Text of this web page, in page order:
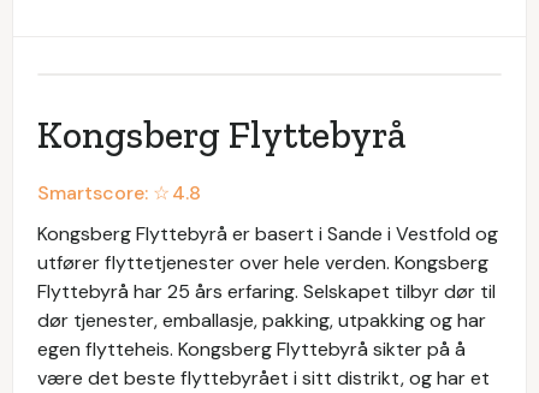
Kongsberg Flyttebyrå
Smartscore: ☆4.8
Kongsberg Flyttebyrå er basert i Sande i Vestfold og
utfører flyttetjenester over hele verden. Kongsberg
Flyttebyrå har 25 års erfaring. Selskapet tilbyr dør til
dør tjenester, emballasje, pakking, utpakking og har
egen flytteheis. Kongsberg Flyttebyrå sikter på å
være det beste flyttebyrået i sitt distrikt, og har et